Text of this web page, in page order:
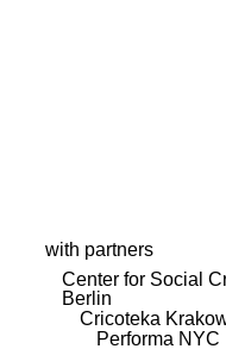
with partners
Center for Social
Berlin
Cricoteka
Performa NYC